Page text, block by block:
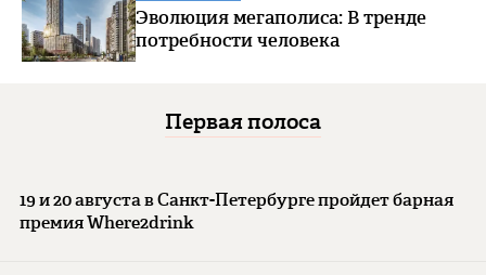
Эволюция мегаполиса: В тренде
потребности человека
Первая полоса
19 и 20 августа в Санкт-Петербурге пройдет барная
премия Where2drink